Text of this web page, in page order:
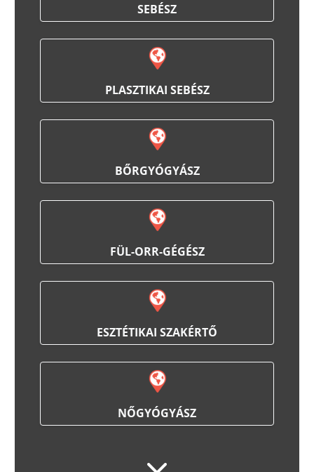
SEBÉSZ
PLASZTIKAI SEBÉSZ
BŐRGYÓGYÁSZ
FÜL-ORR-GÉGÉSZ
ESZTÉTIKAI SZAKÉRTŐ
NŐGYÓGYÁSZ